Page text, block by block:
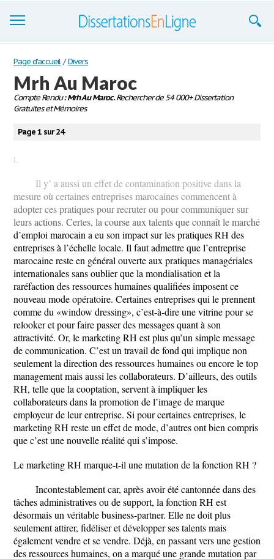
Dissertations
S'inscrire
Se connecter
Contactez-nous
Page d'accueil / Divers
Mrh Au Maroc
Compte Rendu: Mrh Au Maroc.Rechercher de 54 000+ Dissertation
Gratuites et Mémoires
Page 1 sur 24
t.
Il y’ a aussi un effet de contamination positive dans la
mesure où certaines entreprises marocaines commencent à
adopter ces pratiques pour recruter ou pour communiquer sur
leurs actions. Certes, la course aux talents que connaît le marché
d’emploi marocain a eu son impact sur les pratiques RH des
entreprises à l’échelle locale. Il faut admettre que l’entreprise
marocaine reste en général ouverte aux pratiques managériales
internationales sans oublier que la mondialisation et la
raréfaction des ressources humaines qualifiées imposent ce
nouveau mode opératoire. Certaines entreprises qui le prennent
comme du «window dressing», c’est-à-dire une vitrine pour se
relooker et pour faire passer des messages quant à son
attractivité. Or, le marketing RH est plus qu’un simple message
de communication. C’est un travail de fond qui implique non
seulement la direction des ressources humaines ou encore le top
management mais aussi les collaborateurs. D’ailleurs, des outils
RH, telle que la cooptation, servent à impliquer les
collaborateurs dans la promotion de l’image de marque
employeur de leur entreprise. Si pour certaines entreprises, le
marketing RH reste un effet de mode, d’autres ont bien compris
que c’est une nouvelle réalité qui s’impose.
Le marketing RH marque-t-il une mutation de la fonction RH ?
Incontestablement car, après avoir été cantonnée dans des
tâches administratives ou de support, la fonction RH est
désormais un véritable business-partner. Elle ne doit plus
seulement attirer, fidéliser et développer ses talents mais
également vendre et se vendre. Déjà, en passant vers une gestion
des ressources humaines, on a marqué une grande mutation par